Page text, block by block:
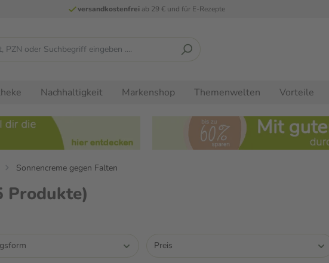
versandkostenfreiab 29 € und für E-Rezepte
Nachhaltigkeit Markenshop Themenwelten Vorteile
Sonnencreme gegen Falten
Produkte)
Preis